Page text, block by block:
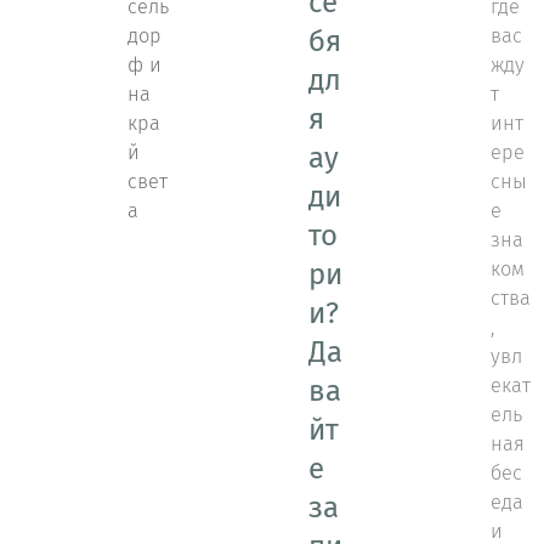
сель
дор
ф и
на
кра
й
свет
а
бя
дл
я
ау
ди
то
ри
и?
Да
ва
йт
е
за
где
вас
жду
т
инт
ере
сны
е
зна
ком
ства
,
увл
екат
ель
ная
бес
еда
и